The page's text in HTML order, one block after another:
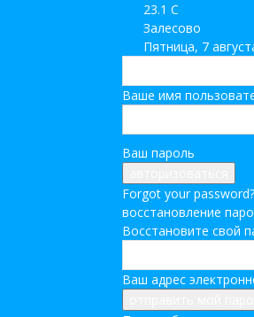
23.1 C
Залесово
Пятница, 7
Ваше имя
Ваш пароль
Forgot your
восстановление
Восстановите свой
Ваш адрес